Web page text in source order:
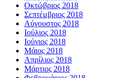
Οκτώβριος 2018
Σεπτέμβριος 2018
Αύγουστος 2018
Ιούλιος 2018
Ιούνιος 2018
Μάιος 2018
Απρίλιος 2018
Μάρτιος 2018